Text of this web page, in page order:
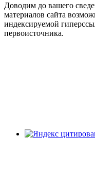
Доводим до вашего
материалов сайта
индексируемой
первоисточника.